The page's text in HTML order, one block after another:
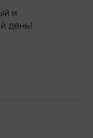
и
день!